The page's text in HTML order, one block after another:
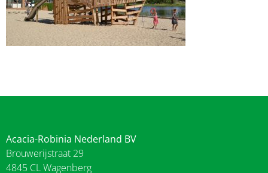
Acacia-Robinia Nederland BV
Brouwerijstraat 29
4845 CL Wagenberg